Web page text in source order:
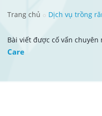
Trang chủ Dịch vụ trồng
Bài viết được cố vấn chuyên
Care